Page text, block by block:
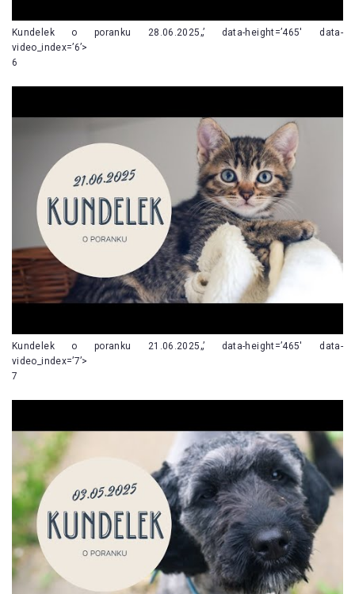
Kundelek o poranku 28.06.2025„’ data-height=’465′ data-
video_index=’6’>
6
Kundelek o poranku 21.06.2025„’ data-height=’465′ data-
video_index=’7’>
7